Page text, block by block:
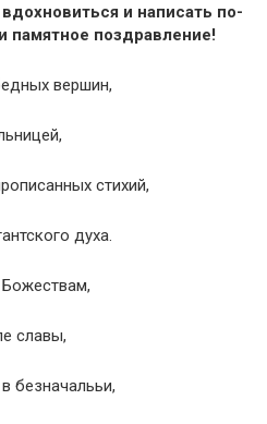
и написать по-
памятное поздравление!
вершин,
стихий,
духа.
славы,
безначалььи,